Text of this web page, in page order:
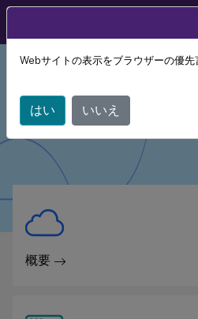
Citrix Cloud
概要
Webサイトの表示をブラウザーの優
はい いいえ